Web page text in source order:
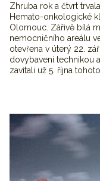
Zhruba rok a čtvrt
Hemato-onkologické
Olomouc. Zářivě bílá
nemocničního areálu
otevřena v úterý 22.
dovybavení technikou
zavítali už 5. října